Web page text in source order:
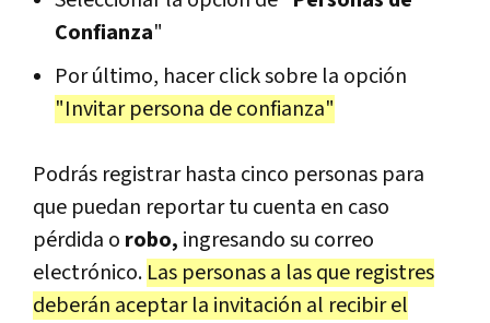
Confianza"
Por último, hacer click sobre la opción
"Invitar persona de confianza"
Podrás registrar hasta cinco personas para
que puedan reportar tu cuenta en caso
pérdida o robo, ingresando su correo
electrónico. Las personas a las que registres
deberán aceptar la invitación al recibir el